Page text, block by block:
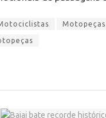
Motopeças